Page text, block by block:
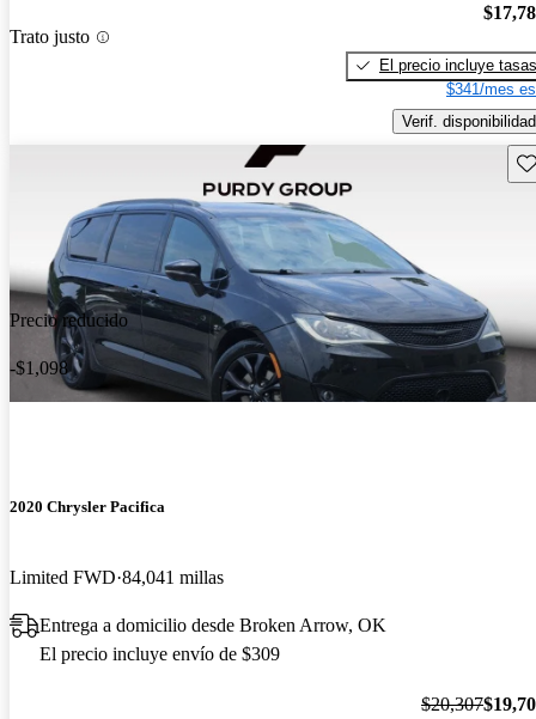
Trato justo
El precio incluye tasas
$341/mes
Verif. disponibilidad
Precio reducido
-$1,098
2020 Chrysler Pacifica
Limited FWD 84,041 millas
Entrega a domicilio desde Broken Arrow, OK
El precio incluye envío de $309
$20,307